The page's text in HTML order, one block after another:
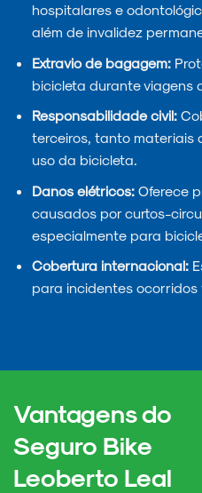
hospitalares e
além de invalidez
Extravio de bagagem:
bicicleta durante viagens
Responsabilidade civil:
terceiros, tanto materiais
uso da bicicleta.
Danos elétricos:Oferece
causados por curtos-
especialmente para
Cobertura internacional:
para incidentes ocorridos
Vantagens do
Seguro Bike
Leoberto Leal